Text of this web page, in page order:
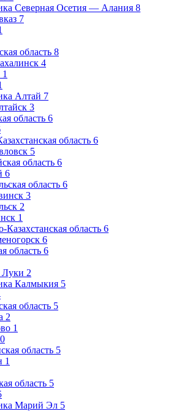
Северная Осетия — Алания 8
7
область 8
4
1
Алтай 7
3
область 6
область 6
5
область 6
6
область 6
3
2
1
Казахстанская область 6
6
область 6
Луки 2
Калмыкия 5
область 5
2
1
0
область 5
1
область 5
Марий Эл 5